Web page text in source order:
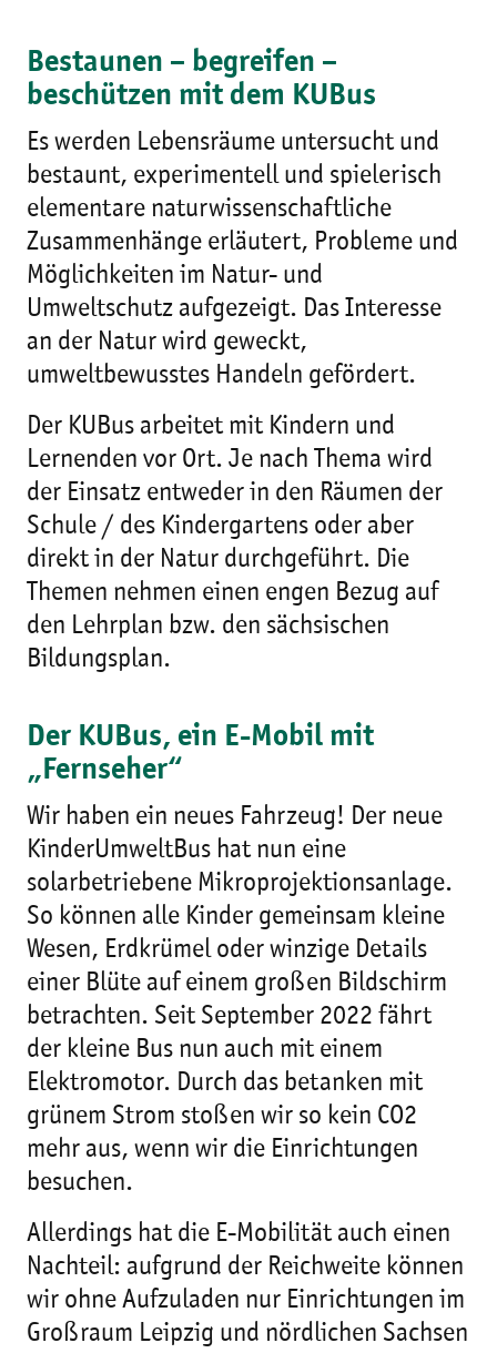
Bestaunen – begreifen –
beschützen mit dem KUBus
Es werden Lebensräume untersucht und
bestaunt, experimentell und spielerisch
elementare naturwissenschaftliche
Zusammenhänge erläutert, Probleme und
Möglichkeiten im Natur- und
Umweltschutz aufgezeigt. Das Interesse
an der Natur wird geweckt,
umweltbewusstes Handeln gefördert.
Der KUBus arbeitet mit Kindern und
Lernenden vor Ort. Je nach Thema wird
der Einsatz entweder in den Räumen der
Schule / des Kindergartens oder aber
direkt in der Natur durchgeführt. Die
Themen nehmen einen engen Bezug auf
den Lehrplan bzw. den sächsischen
Bildungsplan.
Der KUBus, ein E-Mobil mit
„Fernseher“
Wir haben ein neues Fahrzeug! Der neue
KinderUmweltBus hat nun eine
solarbetriebene Mikroprojektionsanlage.
So können alle Kinder gemeinsam kleine
Wesen, Erdkrümel oder winzige Details
einer Blüte auf einem großen Bildschirm
betrachten. Seit September 2022 fährt
der kleine Bus nun auch mit einem
Elektromotor. Durch das betanken mit
grünem Strom stoßen wir so kein CO2
mehr aus, wenn wir die Einrichtungen
besuchen.
Allerdings hat die E-Mobilität auch einen
Nachteil: aufgrund der Reichweite können
wir ohne Aufzuladen nur Einrichtungen im
Großraum Leipzig und nördlichen Sachsen